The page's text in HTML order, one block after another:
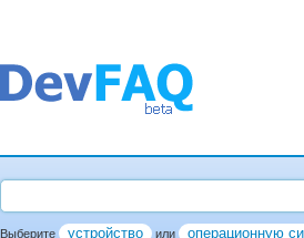
Выберите устройство или операционную